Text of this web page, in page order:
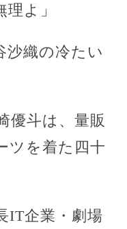
よ」
沙織の冷たい
優斗は、量販
ツを着た四十
IT企業・劇場